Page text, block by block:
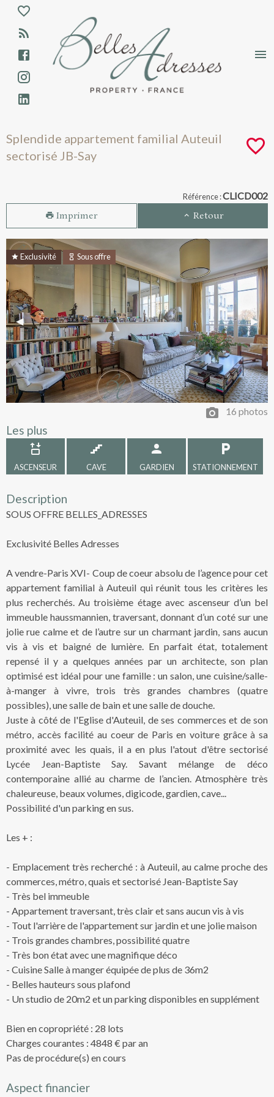
Splendide appartement familial Auteuil
Aparté haute
En-tête
Liens
Splendide appartement familial Auteuil
sectorisé JB-Say
Référence :CLICD002
Imprimer Retour
Exclusivité Sous offre
Previous Slide
◀︎ Next
▶︎
16 photos
Les plus
ASCENSEUR CAVE GARDIEN STATIONNEMENT
Description
SOUS OFFRE BELLES_ADRESSES
Exclusivité Belles Adresses
A vendre-Paris XVI- Coup de coeur absolu de l’agence pour cet
appartement familial à Auteuil qui réunit tous les critères les
plus recherchés. Au troisième étage avec ascenseur d’un bel
immeuble haussmannien, traversant, donnant d’un coté sur une
jolie rue calme et de l’autre sur un charmant jardin, sans aucun
vis à vis et baigné de lumière. En parfait état, totalement
repensé il y a quelques années par un architecte, son plan
optimisé est idéal pour une famille : un salon, une cuisine/salle-
à-manger à vivre, trois très grandes chambres (quatre
possibles), une salle de bain et une salle de douche.
Juste à côté de l'Eglise d'Auteuil, de ses commerces et de son
métro, accès facilité au coeur de Paris en voiture grâce à sa
proximité avec les quais, il a en plus l'atout d'être sectorisé
Lycée Jean-Baptiste Say. Savant mélange de déco
contemporaine allié au charme de l’ancien. Atmosphère très
chaleureuse, beaux volumes, digicode, gardien, cave...
Possibilité d'un parking en sus.
Les + :
- Emplacement très recherché : à Auteuil, au calme proche des
commerces, métro, quais et sectorisé Jean-Baptiste Say
- Très bel immeuble
- Appartement traversant, très clair et sans aucun vis à vis
- Tout l'arrière de l'appartement sur jardin et une jolie maison
- Trois grandes chambres, possibilité quatre
- Très bon état avec une magnifique déco
- Cuisine Salle à manger équipée de plus de 36m2
- Belles hauteurs sous plafond
- Un studio de 20m2 et un parking disponibles en supplément
Bien en copropriété : 28 lots
Charges courantes : 4848 € par an
Pas de procédure(s) en cours
Aspect financier